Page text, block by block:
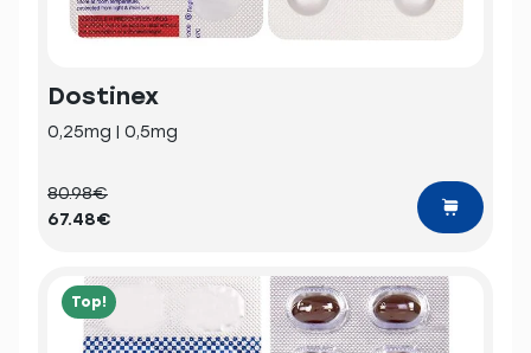
Dostinex
0,25mg | 0,5mg
80.98€
67.48€
Top!